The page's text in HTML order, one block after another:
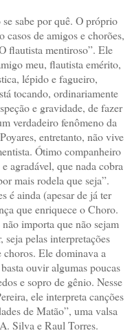
sabe por quê. O próprio
de amigos e chorões,
flautista mentiroso”. Ele
meu, flautista emérito,
lépido e fagueiro,
tocando, ordinariamente
e gravidade, de fazer
verdadeiro fenômeno da
entretanto, não vive
Ótimo companheiro
agradável, que nada cobra
mais rodela que seja”.
é ainda (apesar de já ter
que enriquece o Choro.
importa que não sejam
seja pelas interpretações
choros. Ele dominava a
ouvir algumas poucas
e sopro de gênio. Nesse
ele interpreta canções
de Matão”, uma valsa
Silva e Raul Torres.